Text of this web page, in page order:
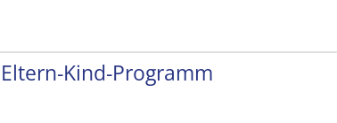
Eltern-Kind-Programm